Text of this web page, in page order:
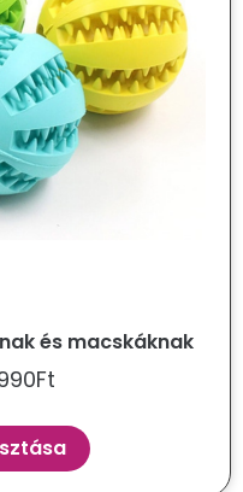
és macskáknak
Ft